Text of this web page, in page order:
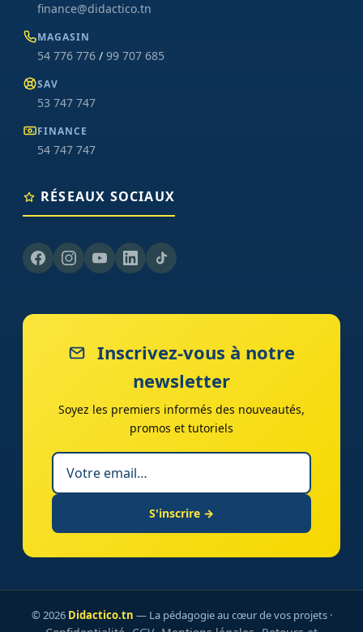
finance@didactico.tn
MAGASIN
54 776 776 / 99 707 685
SAV
53 747 747
FINANCE
54 747 747
RÉSEAUX SOCIAUX
Inscrivez-vous à notre
newsletter
Soyez les premiers informés des nouveautés,
promos et tutoriels
S'inscrire →
© 2026 Didactico.tn — La pédagogie au cœur de vos projets ·